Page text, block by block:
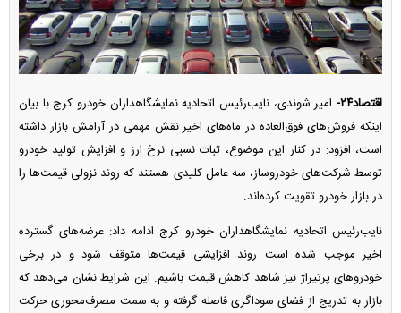
اقتصاد۲۴-
امیر شوندی، نایب‌رئیس اتحادیه نمایشگاهداران خودرو کرج با بیان
اینکه فروش‌های فوق‌العاده در ماه‌های اخیر نقش مهمی در آرامش بازار داشته
است، افزود: در کنار این موضوع، ثبات نسبی نرخ ارز و افزایش تولید خودرو
توسط شرکت‌های خودروساز، سه عامل کلیدی هستند که روند نزولی قیمت‌ها را
در بازار خودرو تقویت کرده‌اند.
نایب‌رئیس اتحادیه نمایشگاهداران خودرو کرج ادامه داد: عرضه‌های گسترده
اخیر موجب شده است روند افزایشی قیمت‌ها متوقف شود و در برخی
خودرو‌های پرتیراژ نیز شاهد کاهش قیمت باشیم. این شرایط نشان می‌دهد که
بازار به تدریج از فضای سوداگری فاصله گرفته و به سمت مصرف‌محوری حرکت